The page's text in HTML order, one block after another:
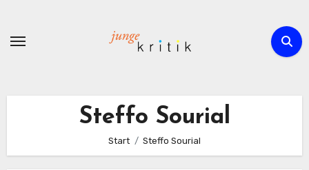
springen
Steffo Sourial
Start Steffo Sourial